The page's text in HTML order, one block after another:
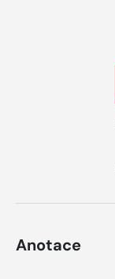
Anotace